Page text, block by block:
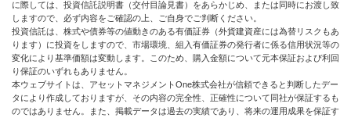
に際しては、投資信託説明書（交付目論見書）をあらかじめ、または同時にお渡し致
しますので、必ず内容をご確認の上、ご自身でご判断ください。
投資信託は、株式や債券等の値動きのある有価証券（外貨建資産には為替リスクもあ
ります）に投資をしますので、市場環境、組入有価証券の発行者に係る信用状況等の
変化により基準価額は変動します。このため、購入金額について元本保証および利回
り保証のいずれもありません。
本ウェブサイトは、アセットマネジメントOne株式会社が信頼できると判断したデー
タにより作成しておりますが、その内容の完全性、正確性について同社が保証するも
のではありません。また、掲載データは過去の実績であり、将来の運用成果を保証す